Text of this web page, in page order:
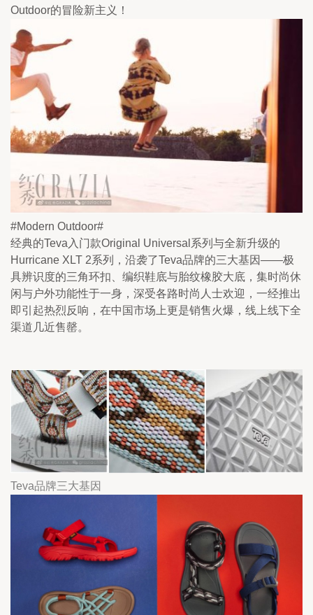
Outdoor的冒险新主义！
#Modern Outdoor#
经典的Teva入门款Original Universal系列与全新升级的
Hurricane XLT 2系列，沿袭了Teva品牌的三大基因——极
具辨识度的三角环扣、编织鞋底与胎纹橡胶大底，集时尚休
闲与户外功能性于一身，深受各路时尚人士欢迎，一经推出
即引起热烈反响，在中国市场上更是销售火爆，线上线下全
渠道几近售罄。
Teva品牌三大基因